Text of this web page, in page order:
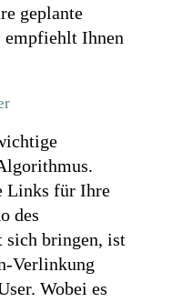
geplante
empfiehlt Ihnen
Links für Ihre
des
sich bringen, ist
Verlinkung
Wobei es